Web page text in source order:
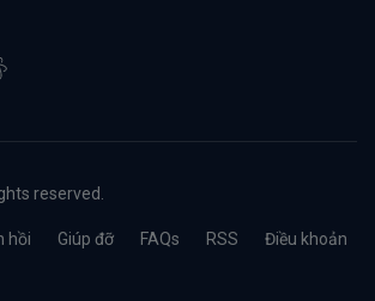
reserved.
hồi Giúp đỡ FAQs RSS Điều khoản